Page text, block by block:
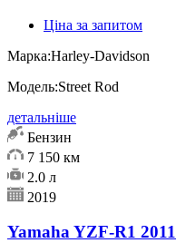
Ціна за запитом
Марка:Harley-Davidson
Модель:Street Rod
детальніше
Бензин
7 150 км
2.0 л
2019
Yamaha YZF-R1 2011